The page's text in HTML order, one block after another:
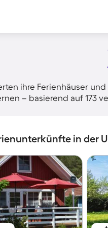
ihre Ferienhäuser
– basierend auf 173
in der